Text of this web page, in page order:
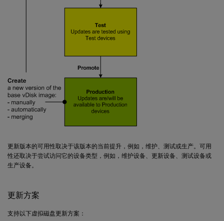
更新版本的可用性取决于该版本的当前提升，例如，维护、测试或生产。可用
性还取决于尝试访问它的设备类型，例如，维护设备、更新设备、测试设备或
生产设备。
更新方案
支持以下虚拟磁盘更新方案：